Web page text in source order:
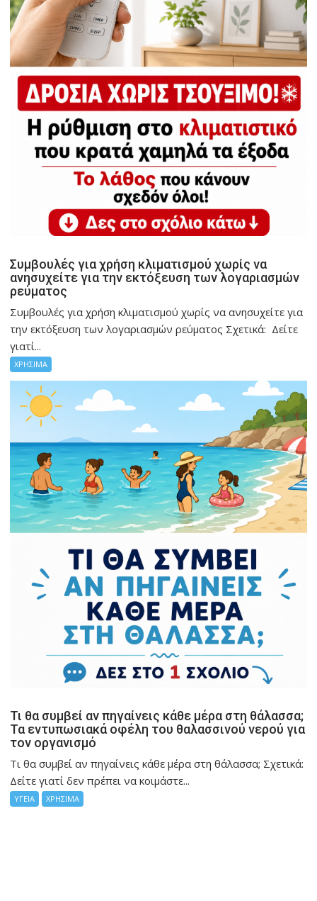
Συμβουλές για χρήση κλιματισμού χωρίς να
ανησυχείτε για την εκτόξευση των λογαριασμών
ρεύματος
Συμβουλές για χρήση κλιματισμού χωρίς να ανησυχείτε για
την εκτόξευση των λογαριασμών ρεύματος Σχετικά: Δείτε
γιατί...
ΧΡΗΣΙΜΑ
Τι θα συμβεί αν πηγαίνεις κάθε μέρα στη θάλασσα;
Τα εντυπωσιακά οφέλη του θαλασσινού νερού για
τον οργανισμό
Τι θα συμβεί αν πηγαίνεις κάθε μέρα στη θάλασσα; Σχετικά:
Δείτε γιατί δεν πρέπει να κοιμάστε...
ΥΓΕΙΑ ΧΡΗΣΙΜΑ